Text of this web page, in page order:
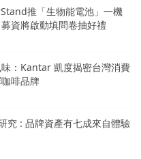
推「生物能電池」一機
資將啟動填問卷抽好禮
：Kantar 凱度揭密台灣消費
啡品牌
究 : 品牌資產有七成來自體驗